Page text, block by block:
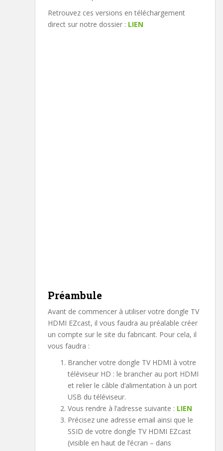
Retrouvez ces versions en téléchargement
direct sur notre dossier : LIEN
Préambule
Avant de commencer à utiliser votre dongle TV
HDMI EZcast, il vous faudra au préalable créer
un compte sur le site du fabricant. Pour cela, il
vous faudra :
Brancher votre dongle TV HDMI à votre
téléviseur HD : le brancher au port HDMI
et relier le câble d’alimentation à un port
USB du téléviseur.
Vous rendre à l’adresse suivante : LIEN
Précisez une adresse email ainsi que le
SSID de votre dongle TV HDMI EZcast
(visible en haut de l’écran – dans